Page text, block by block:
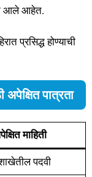
आले आहेत.
प्रसिद्ध होण्याची
पात्रता
माहिती
पदवी